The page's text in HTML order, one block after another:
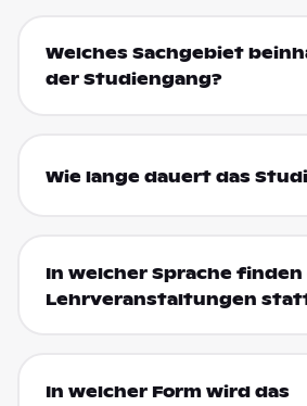
Welches Sachgebiet
der Studiengang?
Wie lange dauert das
In welcher Sprache finden
Lehrveranstaltungen
In welcher Form wird das